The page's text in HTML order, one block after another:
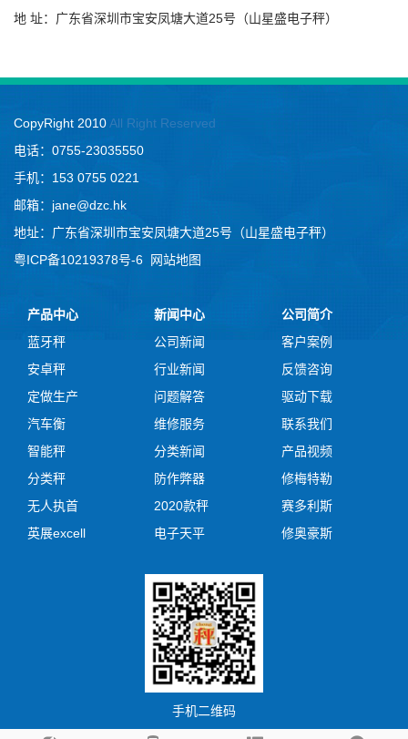
地 址：广东省深圳市宝安凤塘大道25号（山星盛电子秤）
CopyRight 2010 All Right Reserved
电话：0755-23035550
手机：153 0755 0221
邮箱：jane@dzc.hk
地址：广东省深圳市宝安凤塘大道25号（山星盛电子秤）
粤ICP备10219378号-6 网站地图
产品中心
蓝牙秤
安卓秤
定做生产
汽车衡
智能秤
分类秤
无人执首
英展excell
新闻中心
公司新闻
行业新闻
问题解答
维修服务
分类新闻
防作弊器
2020款秤
电子天平
公司简介
客户案例
反馈咨询
驱动下载
联系我们
产品视频
修梅特勒
赛多利斯
修奥豪斯
手机二维码